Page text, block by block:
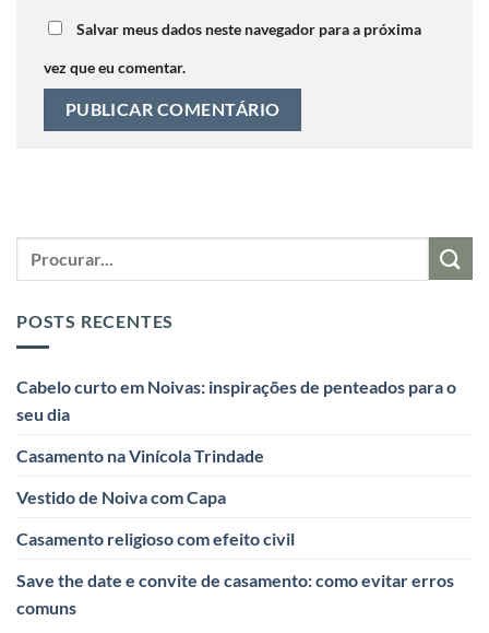
Salvar meus dados neste navegador para a próxima
vez que eu comentar.
POSTS RECENTES
Cabelo curto em Noivas: inspirações de penteados para o
seu dia
Casamento na Vinícola Trindade
Vestido de Noiva com Capa
Casamento religioso com efeito civil
Save the date e convite de casamento: como evitar erros
comuns